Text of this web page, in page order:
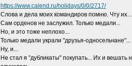
https://www.calend.ru/holidays/0/0/2717/
Слова и дела моих командиров помню. Чту их...
Сам орденов не заслужил. Только медали...
Но, и это тоже неплохо...
Только медали украли "друзья-
Ну, и...
Не стал я "дубликаты" покупать... Их и